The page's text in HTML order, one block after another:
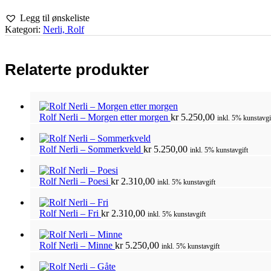
Legg til ønskeliste
Kategori: Nerli, Rolf
Relaterte produkter
Rolf Nerli – Morgen etter morgen kr5.250,00 inkl. 5%
Rolf Nerli – Sommerkveld kr5.250,00 inkl. 5% kunstavgift
Rolf Nerli – Poesi kr2.310,00 inkl. 5% kunstavgift
Rolf Nerli – Fri kr2.310,00 inkl. 5% kunstavgift
Rolf Nerli – Minne kr5.250,00 inkl. 5% kunstavgift